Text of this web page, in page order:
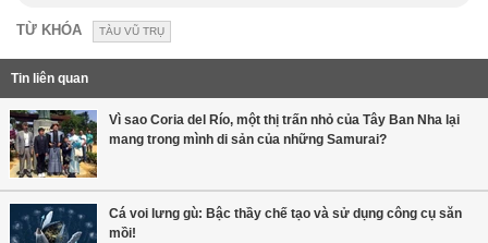
TỪ KHÓA TÀU VŨ TRỤ
Tin liên quan
Vì sao Coria del Río, một thị trấn nhỏ của Tây Ban Nha lại
mang trong mình di sản của những Samurai?
Cá voi lưng gù: Bậc thầy chế tạo và sử dụng công cụ săn
mồi!